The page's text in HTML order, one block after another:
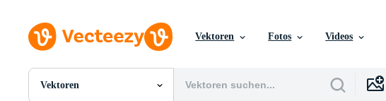
Vektoren Fotos Videos
Vektoren